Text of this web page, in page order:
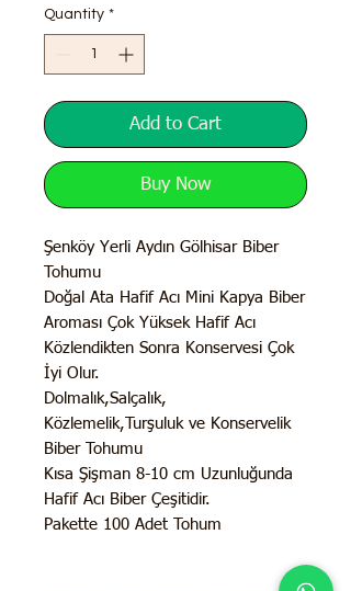
Quantity *
Add to Cart
Buy Now
Şenköy Yerli Aydın Gölhisar Biber
Tohumu
Doğal Ata Hafif Acı Mini Kapya Biber
Aroması Çok Yüksek Hafif Acı
Közlendikten Sonra Konservesi Çok
İyi Olur.
Dolmalık,Salçalık,
Közlemelik,Turşuluk ve Konservelik
Biber Tohumu
Kısa Şişman 8-10 cm Uzunluğunda
Hafif Acı Biber Çeşitidir.
Pakette 100 Adet Tohum